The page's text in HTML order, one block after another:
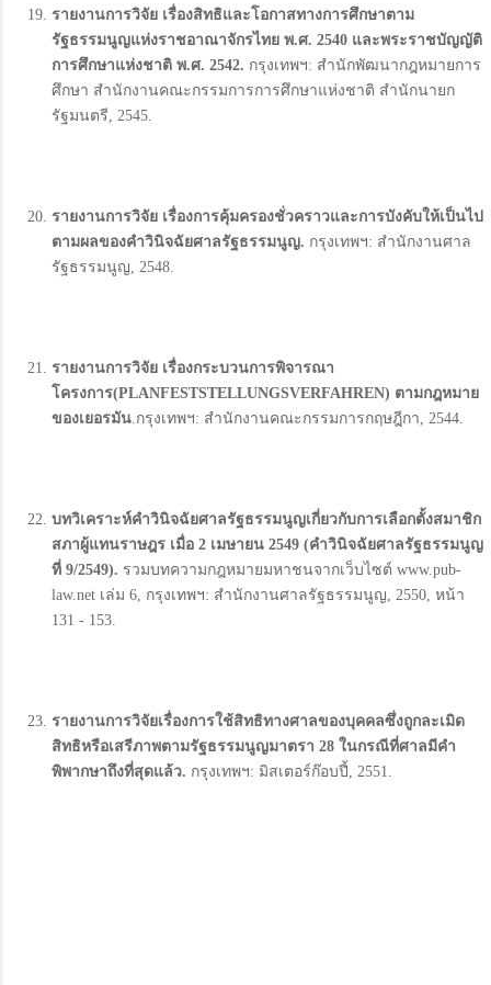
รายงานการวิจัย เรื่องสิทธิและโอกาสทางการศึกษาตาม
รัฐธรรมนูญแห่งราชอาณาจักรไทย พ.ศ. 2540 และพระราชบัญญัติ
การศึกษาแห่งชาติ พ.ศ. 2542. กรุงเทพฯ: สำนักพัฒนากฎหมายการ
ศึกษา สำนักงานคณะกรรมการการศึกษาแห่งชาติ สำนักนายก
รัฐมนตรี, 2545.
รายงานการวิจัย เรื่องการคุ้มครองชั่วคราวและการบังคับให้เป็นไป
ตามผลของคำวินิจฉัยศาลรัฐธรรมนูญ. กรุงเทพฯ: สำนักงานศาล
รัฐธรรมนูญ, 2548.
รายงานการวิจัย เรื่องกระบวนการพิจารณา
โครงการ(PLANFESTSTELLUNGSVERFAHREN) ตามกฎหมาย
ของเยอรมัน.กรุงเทพฯ: สำนักงานคณะกรรมการกฤษฎีกา, 2544.
บทวิเคราะห์คำวินิจฉัยศาลรัฐธรรมนูญเกี่ยวกับการเลือกตั้งสมาชิก
สภาผู้แทนราษฎร เมื่อ 2 เมษายน 2549 (คำวินิจฉัยศาลรัฐธรรมนูญ
ที่ 9/2549). รวมบทความกฎหมายมหาชนจากเว็บไซต์ www.pub-
law.net เล่ม 6, กรุงเทพฯ: สำนักงานศาลรัฐธรรมนูญ, 2550, หน้า
131 - 153.
รายงานการวิจัยเรื่องการใช้สิทธิทางศาลของบุคคลซึ่งถูกละเมิด
สิทธิหรือเสรีภาพตามรัฐธรรมนูญมาตรา 28 ในกรณีที่ศาลมีคำ
พิพากษาถึงที่สุดแล้ว. กรุงเทพฯ: มิสเตอร์ก๊อบปี้, 2551.